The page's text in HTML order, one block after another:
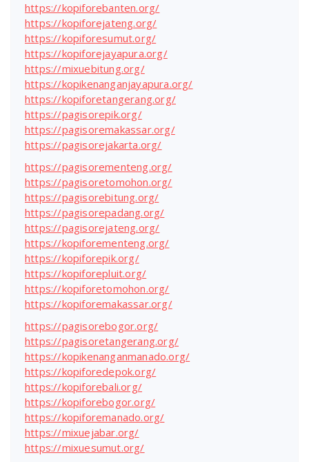
https://kopiforebanten.org/
https://kopiforejateng.org/
https://kopiforesumut.org/
https://kopiforejayapura.org/
https://mixuebitung.org/
https://kopikenanganjayapura.org/
https://kopiforetangerang.org/
https://pagisorepik.org/
https://pagisoremakassar.org/
https://pagisorejakarta.org/
https://pagisorementeng.org/
https://pagisoretomohon.org/
https://pagisorebitung.org/
https://pagisorepadang.org/
https://pagisorejateng.org/
https://kopiforementeng.org/
https://kopiforepik.org/
https://kopiforepluit.org/
https://kopiforetomohon.org/
https://kopiforemakassar.org/
https://pagisorebogor.org/
https://pagisoretangerang.org/
https://kopikenanganmanado.org/
https://kopiforedepok.org/
https://kopiforebali.org/
https://kopiforebogor.org/
https://kopiforemanado.org/
https://mixuejabar.org/
https://mixuesumut.org/